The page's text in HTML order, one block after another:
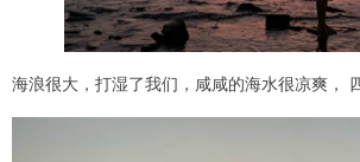
海浪很大，打湿了我们，咸咸的海水很凉爽，